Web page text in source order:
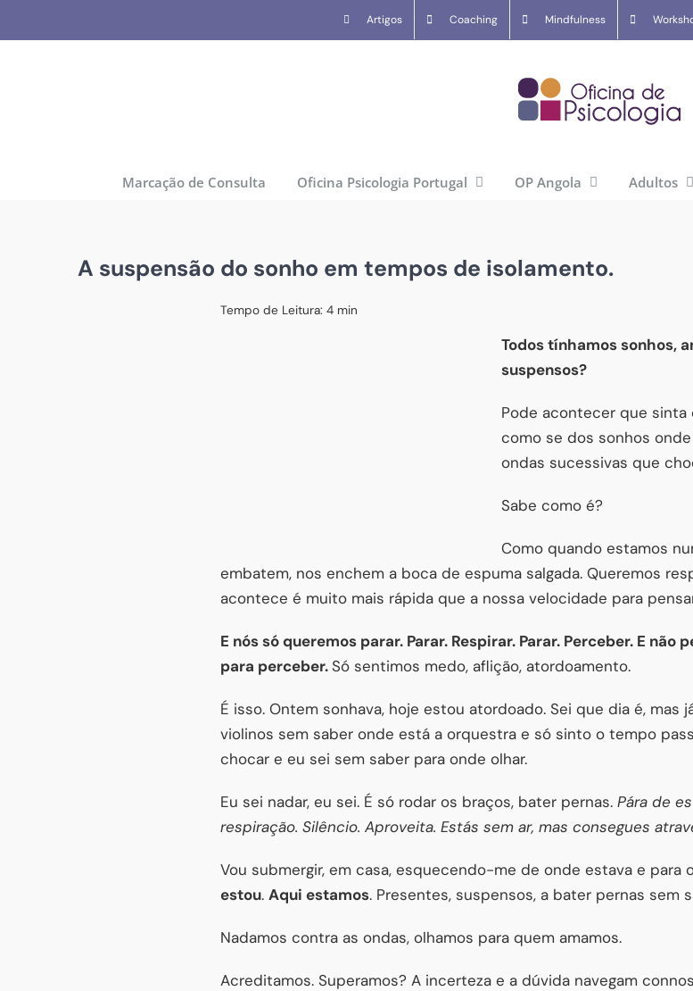
to
Artigos Coaching Mindfulness
Marcação de Consulta Oficina Psicologia Portugal OP Angola Adultos
A suspensão do sonho em tempos de isolamento.
Tempo de Leitura: 4 min
Todos tínhamos sonhos,
suspensos?
Pode acontecer que sinta
como se dos sonhos
ondas sucessivas que
Sabe como é?
Como quando estamos
embatem, nos enchem a boca de espuma salgada. Queremos
acontece é muito mais rápida que a nossa velocidade para
E nós só queremos parar. Parar. Respirar. Parar. Perceber. E
para perceber. Só sentimos medo, aflição, atordoamento.
É isso. Ontem sonhava, hoje estou atordoado. Sei que dia é,
violinos sem saber onde está a orquestra e só sinto o tempo
chocar e eu sei sem saber para onde olhar.
Eu sei nadar, eu sei. É só rodar os braços, bater pernas. Pára de
respiração. Silêncio. Aproveita. Estás sem ar, mas consegues
Vou submergir, em casa, esquecendo-me de onde estava e para
estou. Aqui estamos. Presentes, suspensos, a bater pernas sem
Nadamos contra as ondas, olhamos para quem amamos.
Acreditamos. Superamos? A incerteza e a dúvida navegam